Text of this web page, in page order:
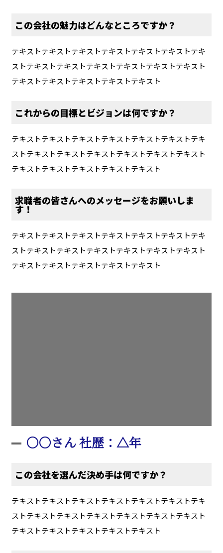
この会社の魅力はどんなところですか？
テキストテキストテキストテキストテキストテキストテキ
ストテキストテキストテキストテキストテキストテキスト
テキストテキストテキストテキストテキスト
これからの目標とビジョンは何ですか？
テキストテキストテキストテキストテキストテキストテキ
ストテキストテキストテキストテキストテキストテキスト
テキストテキストテキストテキストテキスト
求職者の皆さんへのメッセージをお願いしま
す！
テキストテキストテキストテキストテキストテキストテキ
ストテキストテキストテキストテキストテキストテキスト
テキストテキストテキストテキストテキスト
〇〇さん 社歴：△年
この会社を選んだ決め手は何ですか？
テキストテキストテキストテキストテキストテキストテキ
ストテキストテキストテキストテキストテキストテキスト
テキストテキストテキストテキストテキスト